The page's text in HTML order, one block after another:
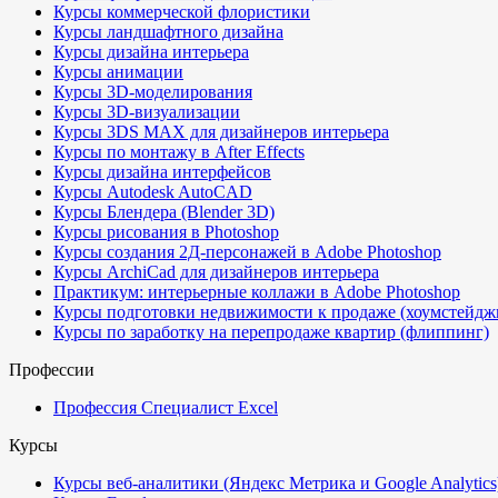
Курсы коммерческой флористики
Курсы ландшафтного дизайна
Курсы дизайна интерьера
Курсы анимации
Курсы 3D-моделирования
Курсы 3D-визуализации
Курсы 3DS MAX для дизайнеров интерьера
Курсы по монтажу в After Effects
Курсы дизайна интерфейсов
Курсы Autodesk AutoCAD
Курсы Блендера (Blender 3D)
Курсы рисования в Photoshop
Курсы создания 2Д-персонажей в Adobe Photoshop
Курсы ArchiCad для дизайнеров интерьера
Практикум: интерьерные коллажи в Adobe Photoshop
Курсы подготовки недвижимости к продаже
Курсы по заработку на перепродаже квартир (флиппинг)
Профессии
Профессия Специалист Excel
Курсы
Курсы веб-аналитики (Яндекс Метрика и Google